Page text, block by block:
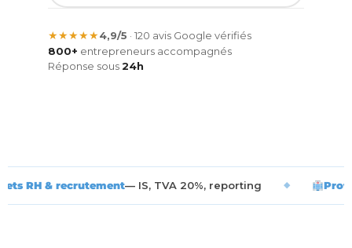
★★★★★4,9/5 · 120 avis Google vérifiés
800+ entrepreneurs accompagnés
Réponse sous24h
— IS, TVA 20%, reporting ◆ Professions libérales—